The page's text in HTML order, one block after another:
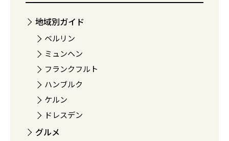
地域別ガイド
ベルリン
ミュンヘン
フランクフルト
ハンブルク
ケルン
ドレスデン
グルメ